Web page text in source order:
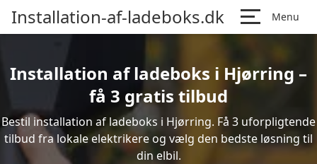
Installation-af-ladeboks.dk Menu
Installation af ladeboks i Hjørring –
få 3 gratis tilbud
Bestil installation af ladeboks i Hjørring. Få 3 uforpligtende
tilbud fra lokale elektrikere og vælg den bedste løsning til
din elbil.